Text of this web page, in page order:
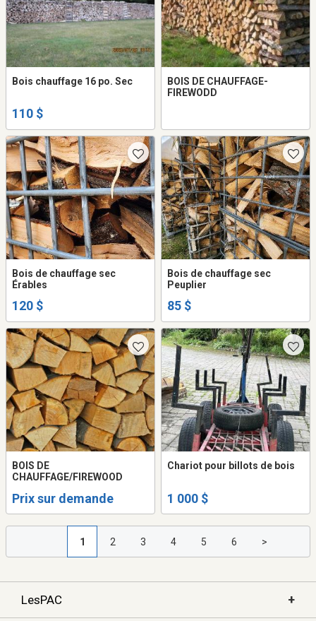
Bois chauffage 16 po. Sec
110 $
BOIS DE CHAUFFAGE-
FIREWODD
Bois de chauffage sec
Érables
120 $
Bois de chauffage sec
Peuplier
85 $
BOIS DE
CHAUFFAGE/FIREWOOD
Prix sur demande
Chariot pour billots de bois
1 000 $
1 2 3 4 5 6 >
LesPAC +